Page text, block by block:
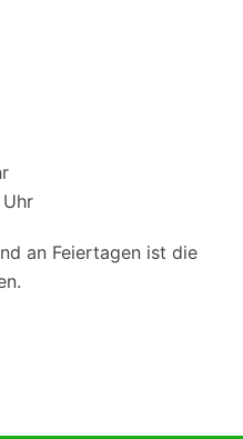
an Feiertagen ist die